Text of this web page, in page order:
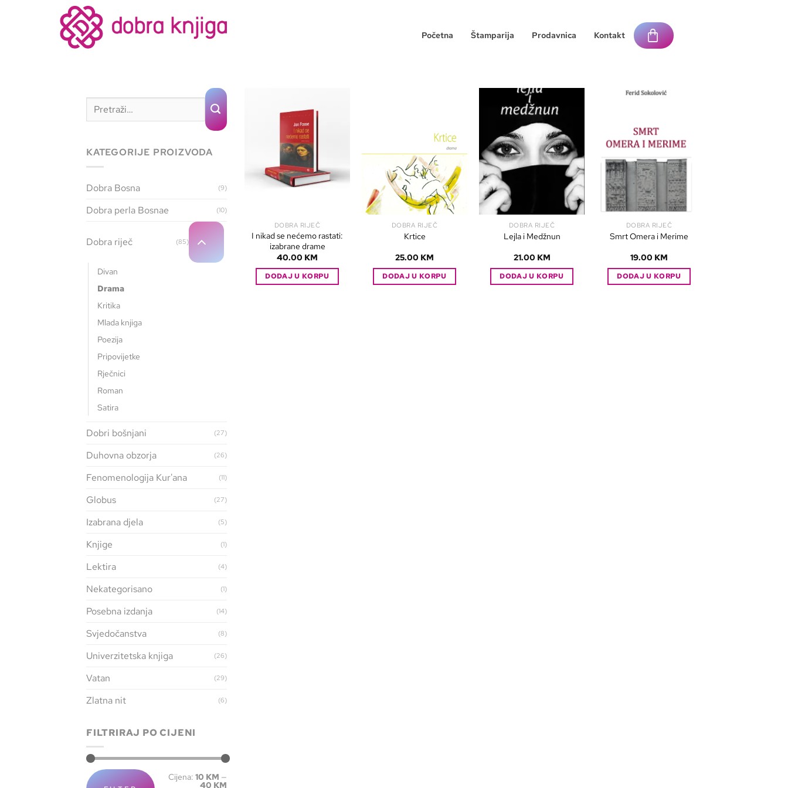
Početna Štamparija Prodavnica Kontakt
KATEGORIJE PROIZVODA
Dobra Bosna (9)
Dobra perla Bosnae (10)
Dobra riječ (85)
Divan
Drama
Kritika
Mlada knjiga
Poezija
Pripovijetke
Rječnici
Roman
Satira
Dobri bošnjani (27)
Duhovna obzorja (26)
Fenomenologija Kur'ana (11)
Globus (27)
Izabrana djela (5)
Knjige (1)
Lektira (4)
Nekategorisano (1)
Posebna izdanja (14)
Svjedočanstva (8)
Univerzitetska knjiga (26)
Vatan (29)
Zlatna nit (6)
FILTRIRAJ PO CIJENI
Cijena: 10 KM —
40 KM
DOBRA RIJEČ
I nikad se nećemo rastati:
izabrane drame
40.00 KM
DODAJ U KORPU
DOBRA RIJEČ
Krtice
25.00 KM
DODAJ U KORPU
DOBRA RIJEČ
Lejla i Medžnun
21.00 KM
DODAJ U KORPU
DOBRA RIJEČ
Smrt Omera i Merime
19.00 KM
DODAJ U KORPU